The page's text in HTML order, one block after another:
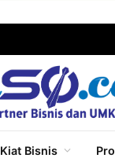
Kiat Bisnis